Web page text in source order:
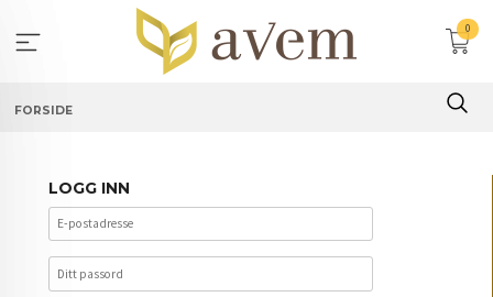
innholdet
0
FORSIDE
LOGG INN